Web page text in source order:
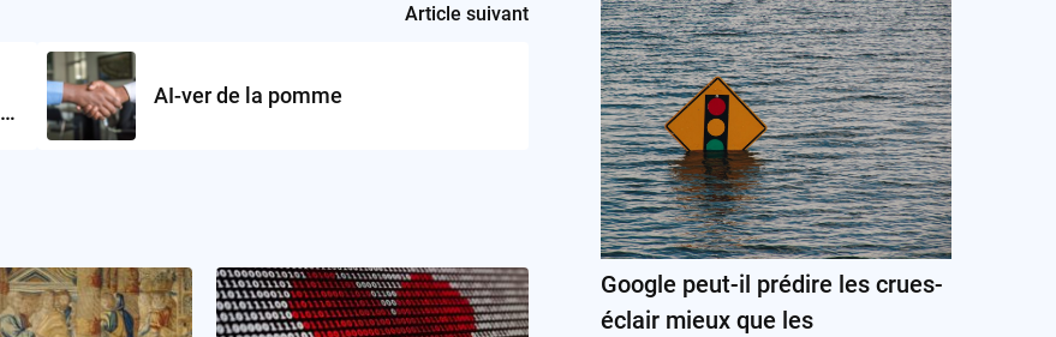
Article suivant
AI-ver de la pomme
Google peut-il prédire les crues-
éclair mieux que les